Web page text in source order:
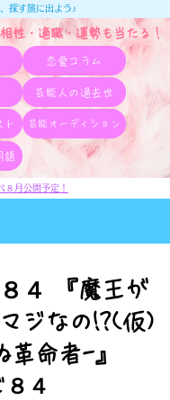
性・適職・​運勢も当たる！
探す旅に出よう♪
恋愛コラム
芸能人の過去世
ト 芸能オーディション
語
８月公開予定！
４ 『魔王が
ジなの!?(仮)
命者-』
４